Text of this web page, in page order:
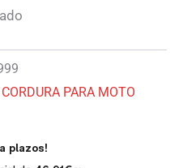
PARA MOTO